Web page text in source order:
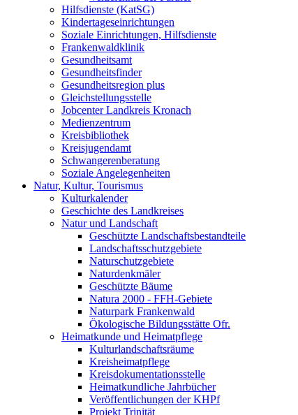
Hilfsdienste (KatSG)
Kindertageseinrichtungen
Soziale Einrichtungen, Hilfsdienste
Frankenwaldklinik
Gesundheitsamt
Gesundheitsfinder
Gesundheitsregion plus
Gleichstellungsstelle
Jobcenter Landkreis Kronach
Medienzentrum
Kreisbibliothek
Kreisjugendamt
Schwangerenberatung
Soziale Angelegenheiten
Natur, Kultur, Tourismus
Kulturkalender
Geschichte des Landkreises
Natur und Landschaft
Geschützte Landschaftsbestandteile
Landschaftsschutzgebiete
Naturschutzgebiete
Naturdenkmäler
Geschützte Bäume
Natura 2000 - FFH-Gebiete
Naturpark Frankenwald
Ökologische Bildungsstätte Ofr.
Heimatkunde und Heimatpflege
Kulturlandschaftsräume
Kreisheimatpflege
Kreisdokumentationsstelle
Heimatkundliche Jahrbücher
Veröffentlichungen der KHPf
Projekt Trinität